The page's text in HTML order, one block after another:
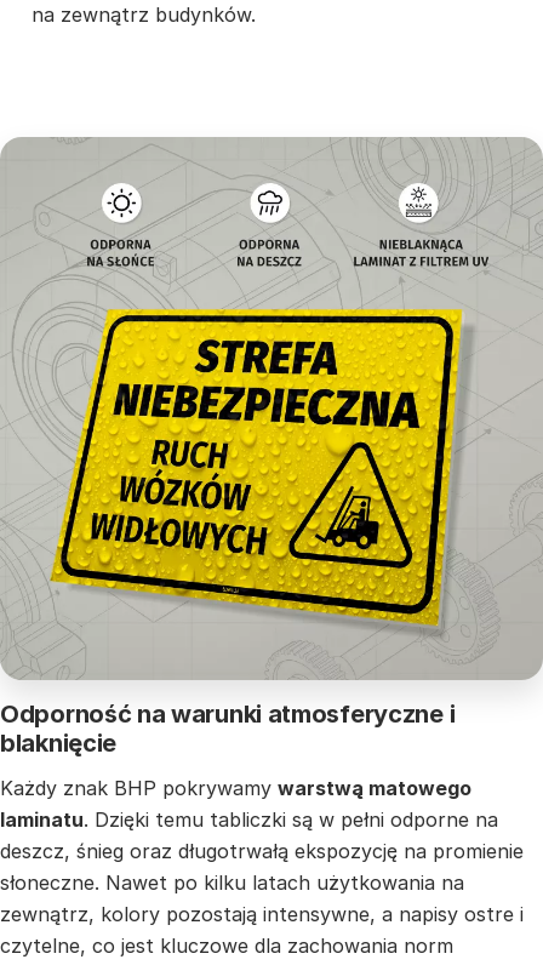
na zewnątrz budynków.
Odporność na warunki atmosferyczne i
blaknięcie
Każdy znak BHP pokrywamy warstwą matowego
laminatu. Dzięki temu tabliczki są w pełni odporne na
deszcz, śnieg oraz długotrwałą ekspozycję na promienie
słoneczne. Nawet po kilku latach użytkowania na
zewnątrz, kolory pozostają intensywne, a napisy ostre i
czytelne, co jest kluczowe dla zachowania norm